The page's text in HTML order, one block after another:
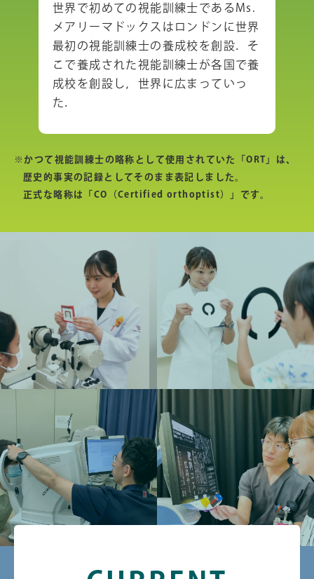
世界で初めての視能訓練士であるMs.
メアリーマドックスはロンドンに世界
最初の視能訓練士の養成校を創設．そ
こで養成された視能訓練士が各国で養
成校を創設し，世界に広まっていっ
た．
※かつて視能訓練士の略称として使用されていた「ORT」は、
歴史的事実の記録としてそのまま表記しました。
正式な略称は「CO（Certified orthoptist）」です。